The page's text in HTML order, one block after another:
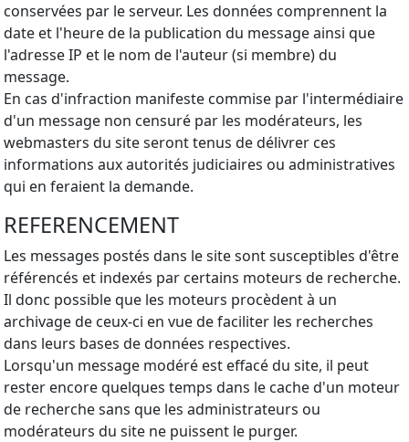
conservées par le serveur. Les données comprennent la
date et l'heure de la publication du message ainsi que
l'adresse IP et le nom de l'auteur (si membre) du
message.
En cas d'infraction manifeste commise par l'intermédiaire
d'un message non censuré par les modérateurs, les
webmasters du site seront tenus de délivrer ces
informations aux autorités judiciaires ou administratives
qui en feraient la demande.
REFERENCEMENT
Les messages postés dans le site sont susceptibles d'être
référencés et indexés par certains moteurs de recherche.
Il donc possible que les moteurs procèdent à un
archivage de ceux-ci en vue de faciliter les recherches
dans leurs bases de données respectives.
Lorsqu'un message modéré est effacé du site, il peut
rester encore quelques temps dans le cache d'un moteur
de recherche sans que les administrateurs ou
modérateurs du site ne puissent le purger.